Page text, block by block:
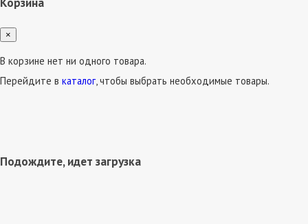
×
В корзине нет ни одного товара.
Перейдите в каталог, чтобы выбрать необходимые товары.
Подождите, идет загрузка